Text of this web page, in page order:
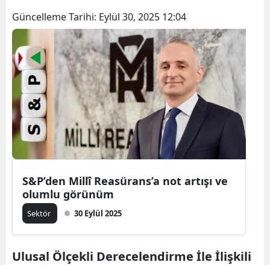
Güncelleme Tarihi: Eylül 30, 2025 12:04
S&P’den Millî Reasürans’a not artışı ve
olumlu görünüm
Sektör 30 Eylül 2025
Ulusal Ölçekli Derecelendirme İle İlişkili